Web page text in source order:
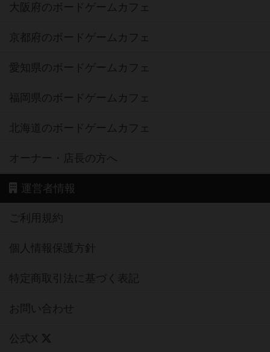
大阪府のボードゲームカフェ
京都府のボードゲームカフェ
愛知県のボードゲームカフェ
福岡県のボードゲームカフェ
北海道のボードゲームカフェ
オーナー・店長の方へ
運営者情報
ご利用規約
個人情報保護方針
特定商取引法に基づく表記
お問い合わせ
公式X